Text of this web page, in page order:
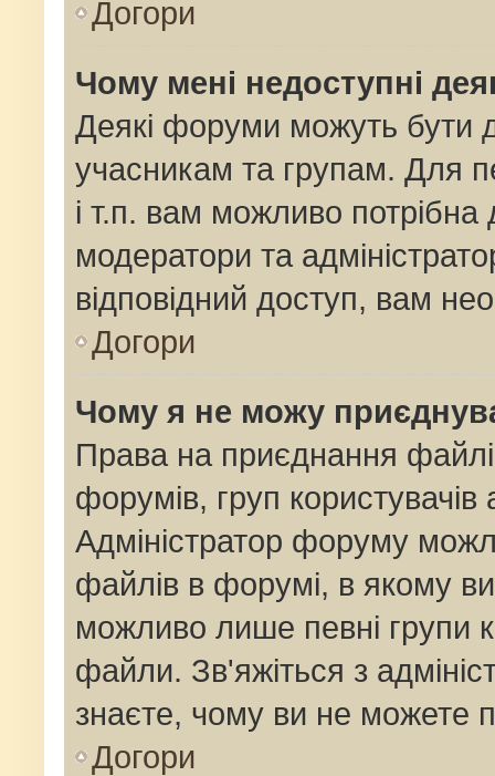
Догори
Чому мені недоступні
Деякі форуми можуть бути
учасникам та групам. Для
і т.п. вам можливо
модератори та
відповідний доступ, вам
Догори
Чому я не можу
Права на приєднання
форумів, груп
Адміністратор форуму
файлів в форумі, в якому
можливо лише певні групи
файли. Зв'яжіться з
знаєте, чому ви не можете
Догори